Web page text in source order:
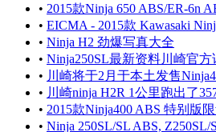
• 2015款Ninja 650 ABS/ER-6n
• EICMA - 2015款 Kawasaki
• Ninja H2 劲爆写真大全
• Ninja250SL最新资料川崎官方
• 川崎将于2月于本土发售
• 川崎ninja H2R 1公里跑出了
• 2015款Ninja400 ABS 特别版
• Ninja 250SL/SL ABS,